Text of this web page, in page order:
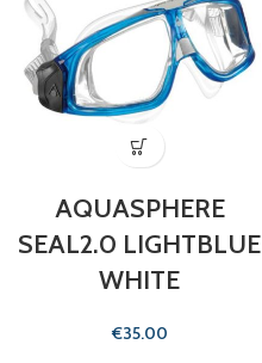
AQUASPHERE
SEAL2.0 LIGHTBLUE
WHITE
€